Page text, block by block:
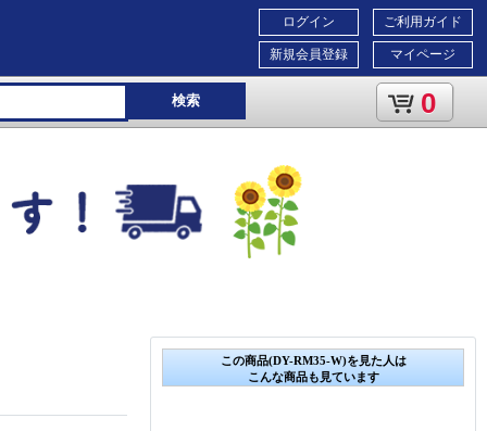
ご利用ガイド
マイページ
ログイン
新規会員登録
検索 0
この商品(DY-RM35-W)を見た人は
こんな商品も見ています